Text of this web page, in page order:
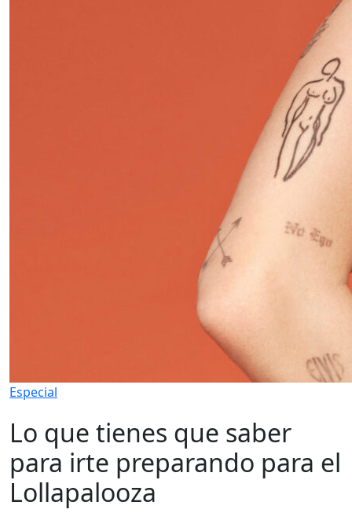
Especial
Lo que tienes que saber
para irte preparando para el
Lollapalooza